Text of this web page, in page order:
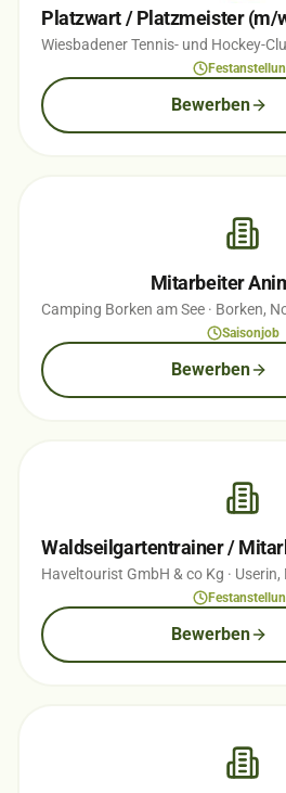
Wiesbadener Tennis- und Hockey-
Bewerben
Mitarbeiter
Camping Borken am See · Borken,
Saisonjob
Bewerben
Haveltourist GmbH & co Kg · Userin,
Bewerben